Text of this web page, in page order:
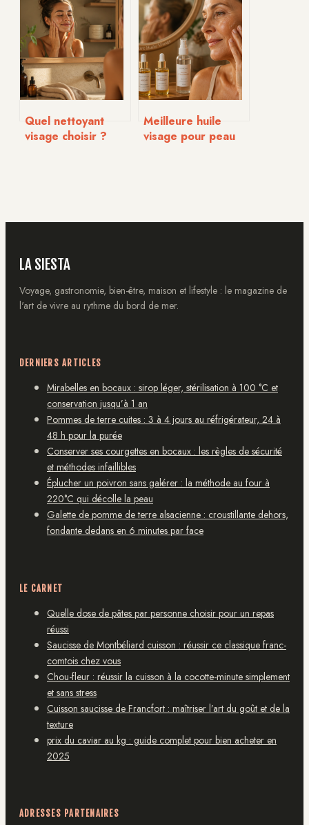
pour bien dormir
en 2026
durable et guide
de préparation
Quel nettoyant
visage choisir ?
Meilleure huile
visage pour peau
LA SIESTA
Voyage, gastronomie, bien-être, maison et lifestyle : le magazine de
l'art de vivre au rythme du bord de mer.
DERNIERS ARTICLES
Mirabelles en bocaux : sirop léger, stérilisation à 100 °C et
conservation jusqu’à 1 an
Pommes de terre cuites : 3 à 4 jours au réfrigérateur, 24 à
48 h pour la purée
Conserver ses courgettes en bocaux : les règles de sécurité
et méthodes infaillibles
Éplucher un poivron sans galérer : la méthode au four à
220°C qui décolle la peau
Galette de pomme de terre alsacienne : croustillante dehors,
fondante dedans en 6 minutes par face
LE CARNET
Quelle dose de pâtes par personne choisir pour un repas
réussi
Saucisse de Montbéliard cuisson : réussir ce classique franc-
comtois chez vous
Chou-fleur : réussir la cuisson à la cocotte-minute simplement
et sans stress
Cuisson saucisse de Francfort : maîtriser l’art du goût et de la
texture
prix du caviar au kg : guide complet pour bien acheter en
2025
ADRESSES PARTENAIRES